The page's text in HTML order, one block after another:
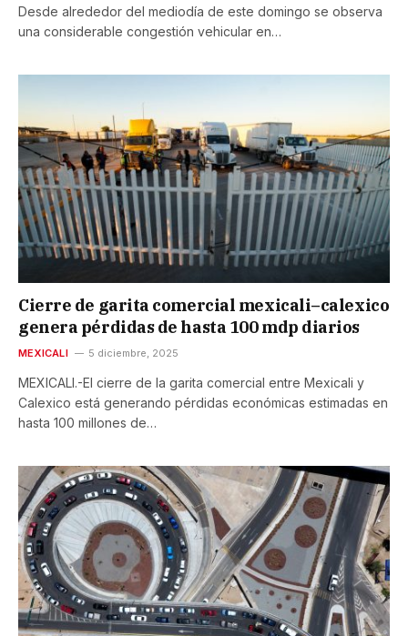
Desde alrededor del mediodía de este domingo se observa
una considerable congestión vehicular en…
Cierre de garita comercial mexicali–calexico
genera pérdidas de hasta 100 mdp diarios
MEXICALI 5 diciembre, 2025
MEXICALI.-El cierre de la garita comercial entre Mexicali y
Calexico está generando pérdidas económicas estimadas en
hasta 100 millones de…